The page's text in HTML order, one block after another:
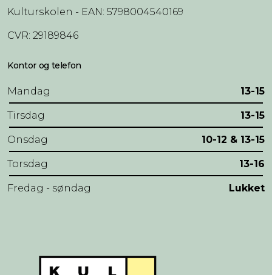
Kulturskolen - EAN: 5798004540169
CVR: 29189846
Kontor og telefon
Mandag 13-15
Tirsdag 13-15
Onsdag 10-12 & 13-15
Torsdag 13-16
Fredag - søndag Lukket